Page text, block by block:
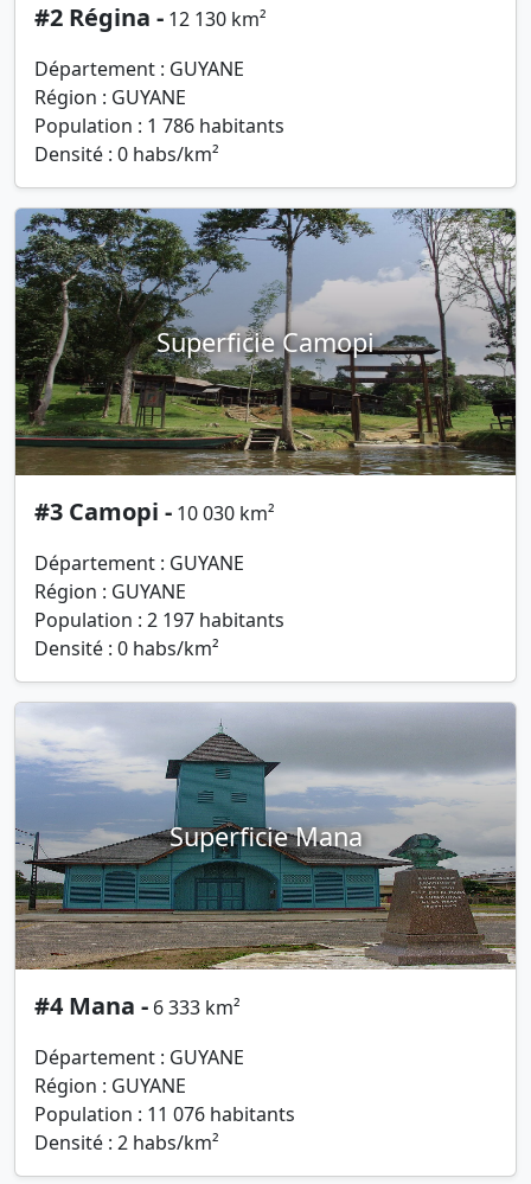
#2 Régina - 12 130 km²
Département : GUYANE
Région : GUYANE
Population : 1 786 habitants
Densité : 0 habs/km²
Superficie Camopi
#3 Camopi - 10 030 km²
Département : GUYANE
Région : GUYANE
Population : 2 197 habitants
Densité : 0 habs/km²
Superficie Mana
#4 Mana - 6 333 km²
Département : GUYANE
Région : GUYANE
Population : 11 076 habitants
Densité : 2 habs/km²